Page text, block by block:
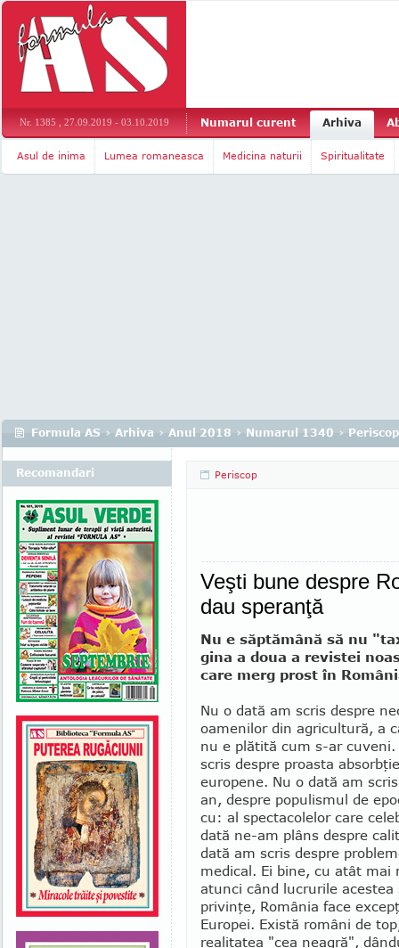
Nr. 1385 , 27.09.2019 - 03.10.2019 Numarul curent Arhiva
Asul de inima Lumea romaneasca Medicina naturii Spiritualitate
Formula AS › Arhiva › Anul 2018 › Numarul 1340 › Periscop
Periscop
Veşti bune despre
dau speranţă
Nu e săptămână să nu
gina a doua a revistei
care merg prost în
Nu o dată am scris despre
oamenilor din agricultură, a
nu e plătită cum s-ar cuveni.
scris despre proasta
europene. Nu o dată am
an, despre populis­mul de
cu: al spectacolelor care
dată ne-am plâns despre
dată am scris despre
medical. Ei bine, cu atât
atunci când lucrurile
privinţe, Ro­mânia face
Europei. Există români de
realitatea "cea neagră",
Recomandari